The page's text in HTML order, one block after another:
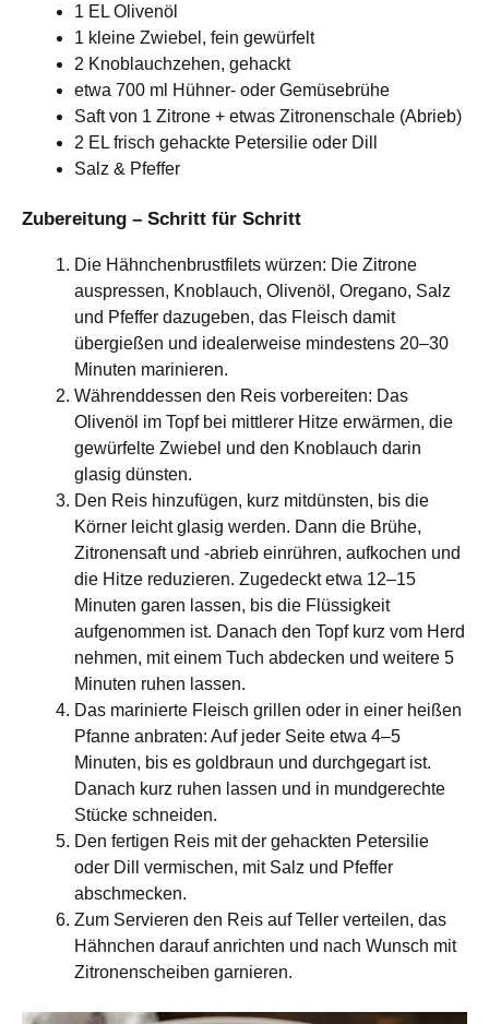
1 EL Olivenöl
1 kleine Zwiebel, fein gewürfelt
2 Knoblauchzehen, gehackt
etwa 700 ml Hühner- oder Gemüsebrühe
Saft von 1 Zitrone + etwas Zitronenschale (Abrieb)
2 EL frisch gehackte Petersilie oder Dill
Salz & Pfeffer
Zubereitung – Schritt für Schritt
Die Hähnchenbrustfilets würzen: Die Zitrone
auspressen, Knoblauch, Olivenöl, Oregano, Salz
und Pfeffer dazugeben, das Fleisch damit
übergießen und idealerweise mindestens 20–30
Minuten marinieren.
Währenddessen den Reis vorbereiten: Das
Olivenöl im Topf bei mittlerer Hitze erwärmen, die
gewürfelte Zwiebel und den Knoblauch darin
glasig dünsten.
Den Reis hinzufügen, kurz mitdünsten, bis die
Körner leicht glasig werden. Dann die Brühe,
Zitronensaft und -abrieb einrühren, aufkochen und
die Hitze reduzieren. Zugedeckt etwa 12–15
Minuten garen lassen, bis die Flüssigkeit
aufgenommen ist. Danach den Topf kurz vom Herd
nehmen, mit einem Tuch abdecken und weitere 5
Minuten ruhen lassen.
Das marinierte Fleisch grillen oder in einer heißen
Pfanne anbraten: Auf jeder Seite etwa 4–5
Minuten, bis es goldbraun und durchgegart ist.
Danach kurz ruhen lassen und in mundgerechte
Stücke schneiden.
Den fertigen Reis mit der gehackten Petersilie
oder Dill vermischen, mit Salz und Pfeffer
abschmecken.
Zum Servieren den Reis auf Teller verteilen, das
Hähnchen darauf anrichten und nach Wunsch mit
Zitronenscheiben garnieren.